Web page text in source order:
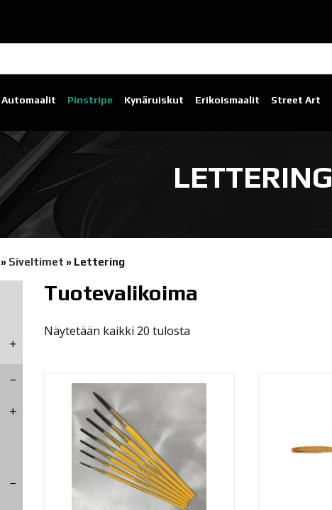
Automaalit Pinstripe Kynäruiskut Erikoismaalit Street Art
LETTERING
» Siveltimet » Lettering
Tuotevalikoima
Näytetään kaikki 20 tulosta